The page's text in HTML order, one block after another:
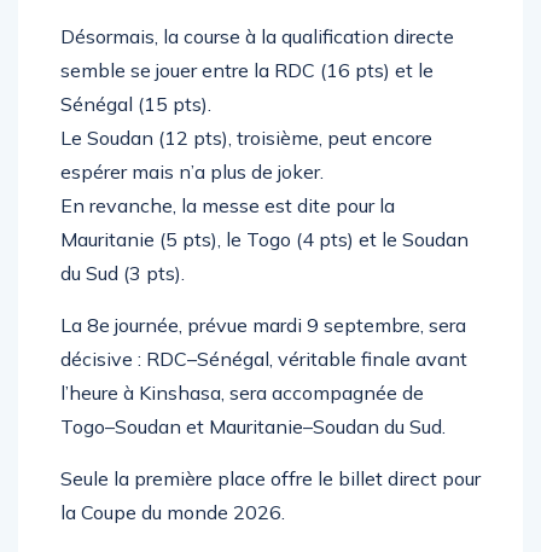
Désormais, la course à la qualification directe
semble se jouer entre la RDC (16 pts) et le
Sénégal (15 pts).
Le Soudan (12 pts), troisième, peut encore
espérer mais n’a plus de joker.
En revanche, la messe est dite pour la
Mauritanie (5 pts), le Togo (4 pts) et le Soudan
du Sud (3 pts).
La 8e journée, prévue mardi 9 septembre, sera
décisive : RDC–Sénégal, véritable finale avant
l’heure à Kinshasa, sera accompagnée de
Togo–Soudan et Mauritanie–Soudan du Sud.
Seule la première place offre le billet direct pour
la Coupe du monde 2026.